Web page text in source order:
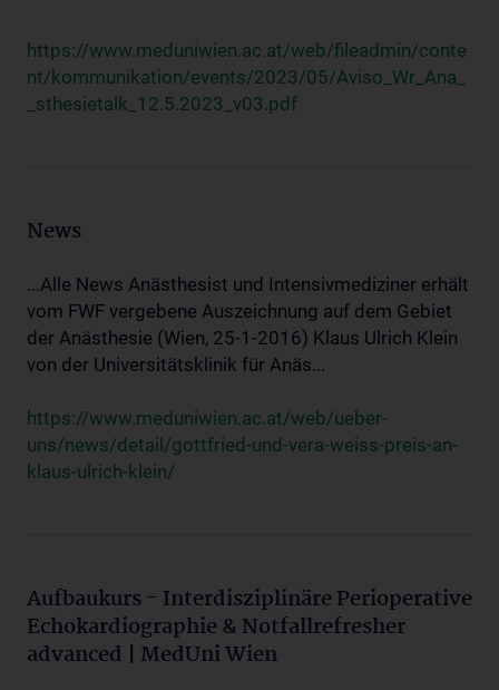
https://www.meduniwien.ac.at/web/fileadmin/conte
nt/kommunikation/events/2023/05/Aviso_Wr_Ana_
_sthesietalk_12.5.2023_v03.pdf
News
...Alle News Anästhesist und Intensivmediziner erhält
vom FWF vergebene Auszeichnung auf dem Gebiet
der Anästhesie (Wien, 25-1-2016) Klaus Ulrich Klein
von der Universitätsklinik für Anäs...
https://www.meduniwien.ac.at/web/ueber-
uns/news/detail/gottfried-und-vera-weiss-preis-an-
klaus-ulrich-klein/
Aufbaukurs - Interdisziplinäre Perioperative
Echokardiographie & Notfallrefresher
advanced | MedUni Wien